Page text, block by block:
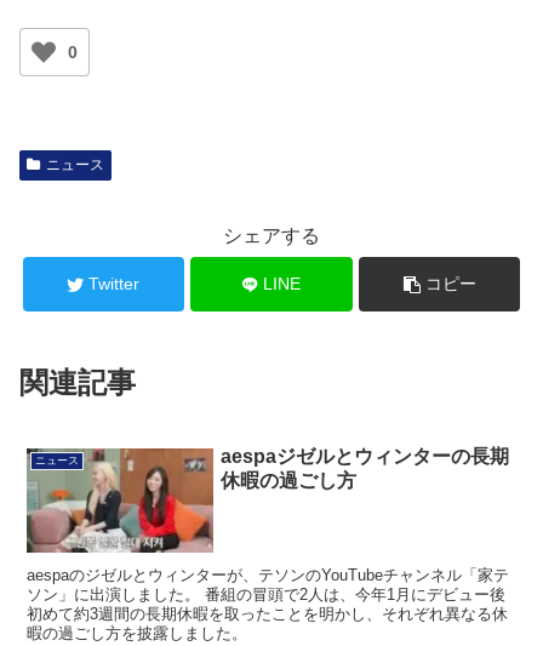
0
ニュース
シェアする
Twitter LINE コピー
関連記事
ニュース
aespaジゼルとウィンターの長期
休暇の過ごし方
aespaのジゼルとウィンターが、テソンのYouTubeチャンネル「家テ
ソン」に出演しました。 番組の冒頭で2人は、今年1月にデビュー後
初めて約3週間の長期休暇を取ったことを明かし、それぞれ異なる休
暇の過ごし方を披露しました。